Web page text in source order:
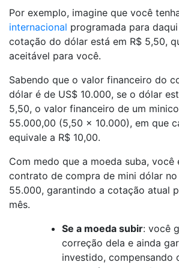
Por exemplo, imagine que você
internacional programada para daqui
cotação do dólar está em R$ 5,50,
aceitável para você.
Sabendo que o valor financeiro do
dólar é de US$ 10.000, se o dólar
5,50, o valor financeiro de um
55.000,00 (5,50 x 10.000), em que
equivale a R$ 10,00.
Com medo que a moeda suba, você
contrato de compra de mini dólar
55.000, garantindo a cotação atual
mês.
Se a moeda subir: você
correção dela e ainda
investido, compensando